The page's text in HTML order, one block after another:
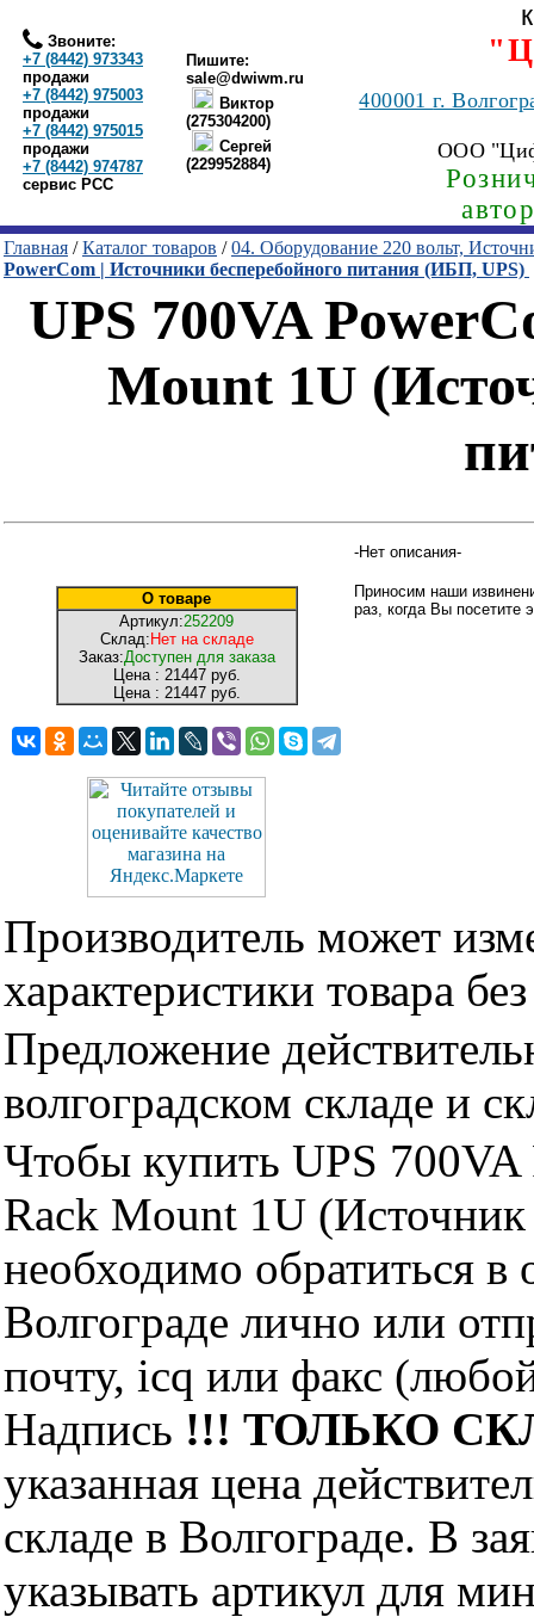
Звоните:
+7 (8442) 973343
продажи
+7 (8442) 975003
продажи
+7 (8442) 975015
продажи
+7 (8442) 974787
сервис РСС
Пишите:
sale@dwiwm.ru
Виктор
(275304200)
Сергей
(229952884)
400001г.
ООО
Главная /Каталог товаров /04. Оборудование 220 вольт,
PowerCom | Источники бесперебойного питания (ИБП, UPS)
UPS 700VA
Mount 1U
О товаре
Артикул:252209
Склад: Нет на складе
Заказ:Доступен для заказа
Цена : 21447 руб.
Цена : 21447 руб.
-Нет описания-
Приносим наши
раз, когда Вы посетите
Производитель может
характеристики товара
Предложение
волгоградском складе и
Чтобы купить UPS
Rack Mount 1U (Источник
необходимо
Волгограде лично или
почту, icq или факс
Надпись !!! ТОЛЬКО
указанная цена
складе в Волгограде. В
указывать артикул для